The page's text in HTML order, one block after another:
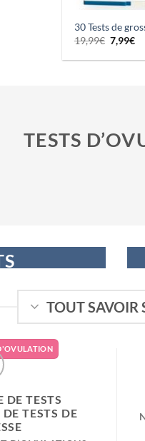
30 Tests de
19,99€ Le
prix
initial
7,99€Le
TESTS
0,20€ TOUT SAVOIR
DE TESTS
TESTS DE